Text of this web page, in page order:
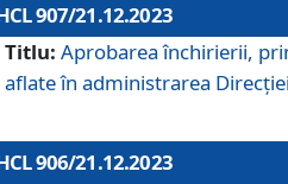
907/21.12.2023
Titlu: Aprobarea închirierii,
aflate în administrarea
906/21.12.2023